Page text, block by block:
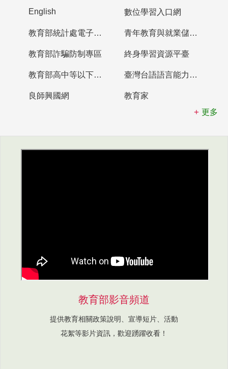
English 數位學習入口網
教育部統計處電子書櫃 青年教育與就業儲蓄帳戶
教育部詐騙防制專區 終身學習資源平臺
教育部高中等以下學校及幼兒園教師資格檢定考試 臺灣台語語言能力認證網站
良師興國網
教育家
更多
教育部影音頻道
提供教育相關政策說明、宣導短片、活動
花絮等影片資訊，歡迎踴躍收看！